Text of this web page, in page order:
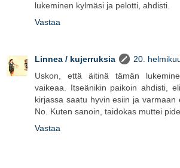
lukeminen kylmäsi ja pelotti, ahdisti.
Vastaa
Linnea / kujerruksia
20.
Uskon, että äitinä tämän
vaikeaa. Itseänikin paikoin ahdisti,
kirjassa saatu hyvin esiin ja varmaan
No. Kuten sanoin, taidokas muttei
Vastaa